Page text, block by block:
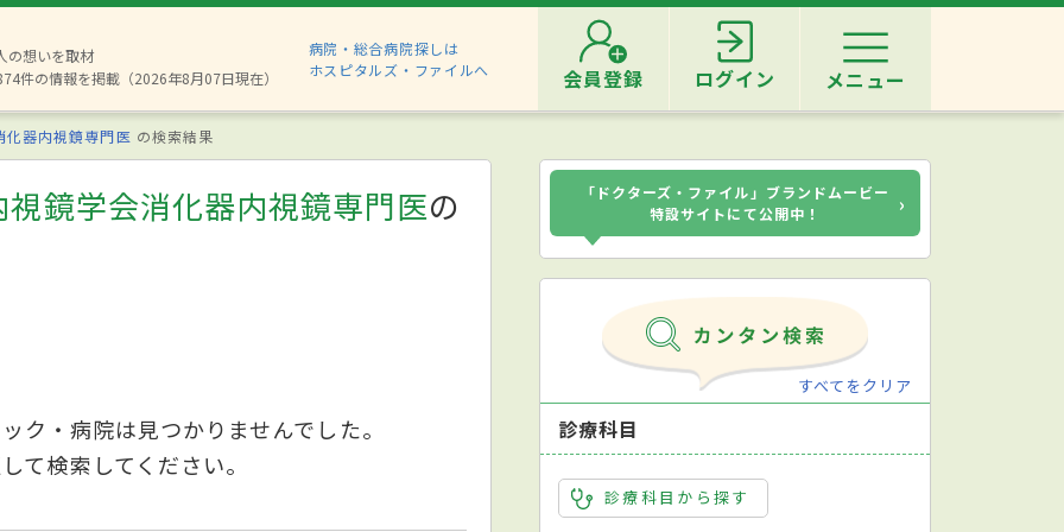
の想いを取材
件の情報を掲載（2026年8月07日現在）
病院・総合病院探しは
ホスピタルズ・ファイルへ
会員登録 ログイン メニュー
化器内視鏡専門医 の検索結果
鏡学会消化器内視鏡専門医の
ク・病院は見つかりませんでした。
て検索してください。
「ドクターズ・ファイル」ブランドムービー
特設サイトにて公開中！
›
すべてをクリア
診療科目
診療科目から探す